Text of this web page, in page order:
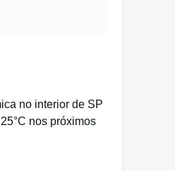
no interior de SP
nos próximos